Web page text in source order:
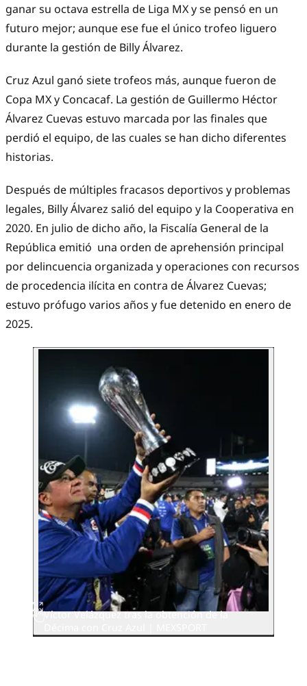
ganar su octava estrella de Liga MX y se pensó en un
futuro mejor; aunque ese fue el único trofeo liguero
durante la gestión de Billy Álvarez.
Cruz Azul ganó siete trofeos más, aunque fueron de
Copa MX y Concacaf. La gestión de Guillermo Héctor
Álvarez Cuevas estuvo marcada por las finales que
perdió el equipo, de las cuales se han dicho diferentes
historias.
Después de múltiples fracasos deportivos y problemas
legales, Billy Álvarez salió del equipo y la Cooperativa en
2020. En julio de dicho año, la Fiscalía General de la
República emitió una orden de aprehensión principal
por delincuencia organizada y operaciones con recursos
de procedencia ilícita en contra de Álvarez Cuevas;
estuvo prófugo varios años y fue detenido en enero de
2025.
Víctor Velázquez tras la obtención de la